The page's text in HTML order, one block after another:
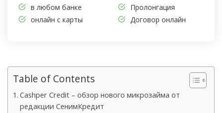
в любом банке
онлайн с карты
Пролонгация
Договор онлайн
Table of Contents
Cashper Credit – обзор нового микрозайма от
редакции СенимКредит